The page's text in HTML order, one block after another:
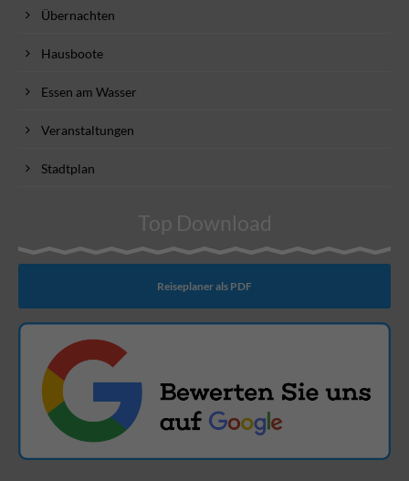
Übernachten
Hausboote
Essen am Wasser
Veranstaltungen
Stadtplan
Top Download
Reiseplaner als PDF